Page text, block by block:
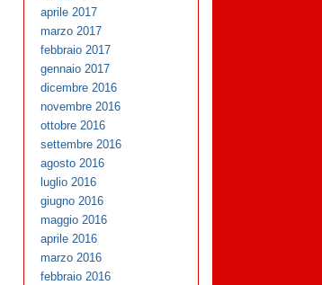
aprile 2017
marzo 2017
febbraio 2017
gennaio 2017
dicembre 2016
novembre 2016
ottobre 2016
settembre 2016
agosto 2016
luglio 2016
giugno 2016
maggio 2016
aprile 2016
marzo 2016
febbraio 2016